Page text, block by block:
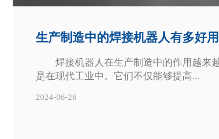
生产制造中的焊接机器人有多好
焊接机器人在生产制造中的作用越来
是在现代工业中。它们不仅能够提高...
2024-06-26